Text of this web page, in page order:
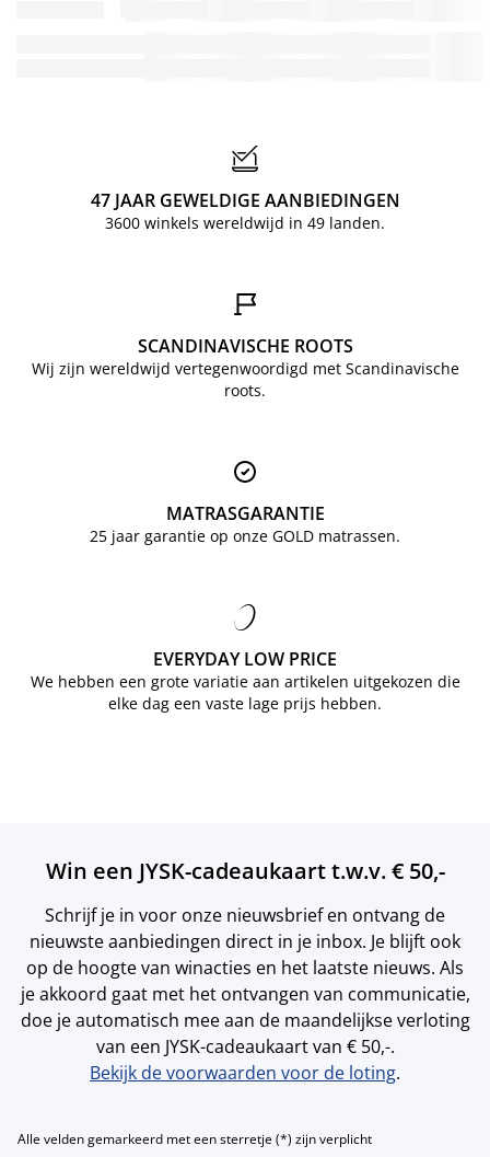
47 JAAR GEWELDIGE AANBIEDINGEN
3600 winkels wereldwijd in 49 landen.
SCANDINAVISCHE ROOTS
Wij zijn wereldwijd vertegenwoordigd met Scandinavische
roots.
MATRASGARANTIE
25 jaar garantie op onze GOLD matrassen.
EVERYDAY LOW PRICE
We hebben een grote variatie aan artikelen uitgekozen die
elke dag een vaste lage prijs hebben.
Win een JYSK-cadeaukaart t.w.v. € 50,-
Schrijf je in voor onze nieuwsbrief en ontvang de
nieuwste aanbiedingen direct in je inbox. Je blijft ook
op de hoogte van winacties en het laatste nieuws. Als
je akkoord gaat met het ontvangen van communicatie,
doe je automatisch mee aan de maandelijkse verloting
van een JYSK-cadeaukaart van € 50,-.
Bekijk de voorwaarden voor de loting.
Alle velden gemarkeerd met een sterretje (*) zijn verplicht